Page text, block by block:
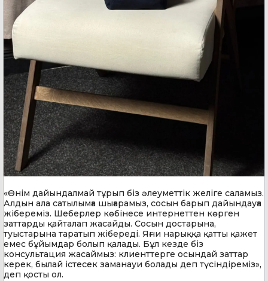
«Өнім дайындалмай тұрып біз әлеуметтік желіге саламыз.
Алдын ала сатылымға шығарамыз, сосын барып дайындауға
жібереміз. Шеберлер көбінесе интернеттен көрген
заттарды қайталап жасайды. Сосын достарына,
туыстарына таратып жібереді. Яғни нарыққа қатты қажет
емес бұйымдар болып қалады. Бұл кезде біз
консультация жасаймыз: клиенттерге осындай заттар
керек, былай істесек заманауи болады деп түсіндіреміз»,
деп қосты ол.